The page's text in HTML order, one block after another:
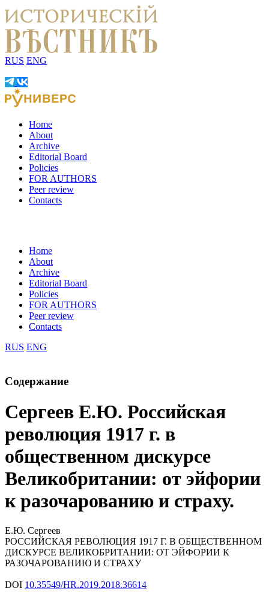
RUS ENG
Home
About
Archive
Editorial Board
Policies
FOR AUTHORS
Peer review
Contacts
Home
About
Archive
Editorial Board
Policies
FOR AUTHORS
Peer review
Contacts
RUS ENG
Содержание
Сергеев Е.Ю. Российская
революция 1917 г. в
общественном дискурсе
Великобритании: от эйфории
к разочарованию и страху.
Е.Ю. Сергеев
РОССИЙСКАЯ РЕВОЛЮЦИЯ 1917 Г. В ОБЩЕСТВЕННОМ
ДИСКУРСЕ ВЕЛИКОБРИТАНИИ: ОТ ЭЙФОРИИ К
РАЗОЧАРОВАНИЮ И СТРАХУ
DOI 10.35549/HR.2019.2018.36614